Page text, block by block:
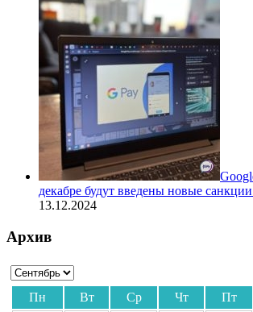
декабре будут введены новые
13.12.2024
Архив
Пн Вт Ср Чт Пт